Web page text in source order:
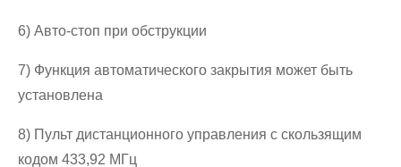
6) Авто-стоп при обструкции
7) Функция автоматического закрытия может быть
установлена
8) Пульт дистанционного управления с скользящим
кодом 433,92 МГц